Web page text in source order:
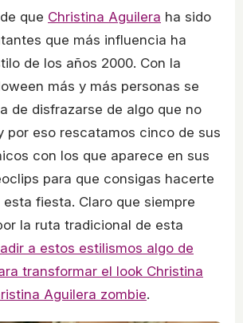
que Christina Aguilera ha sido
que más influencia ha
de los años 2000. Con la
más y más personas se
de disfrazarse de algo que no
por eso rescatamos cinco de sus
con los que aparece en sus
para que consigas hacerte
fiesta. Claro que siempre
la ruta tradicional de esta
a estos estilismos algo de
transformar el look Christina
Aguilera zombie.